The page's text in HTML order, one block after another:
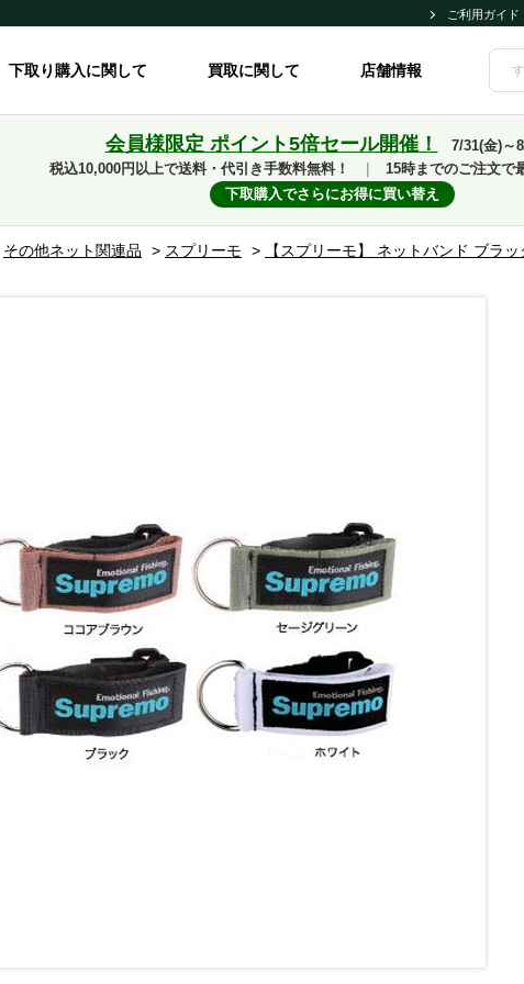
ご利用ガイド
下取り購入に関して 買取に関して 店舗情報
会員様限定 ポイント5倍セール開催！
7/31(金)～
税込10,000円以上で送料・代引き手数料無料！
15時までのご注文で
下取購入でさらにお得に買い替え
その他ネット関連品 > スプリーモ > 【スプリーモ】 ネットバンド ブラッ